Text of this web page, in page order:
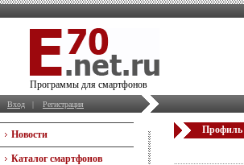
Программы для смартфонов
Вход | Регистрация
Новости
Каталог смартфонов
Профиль